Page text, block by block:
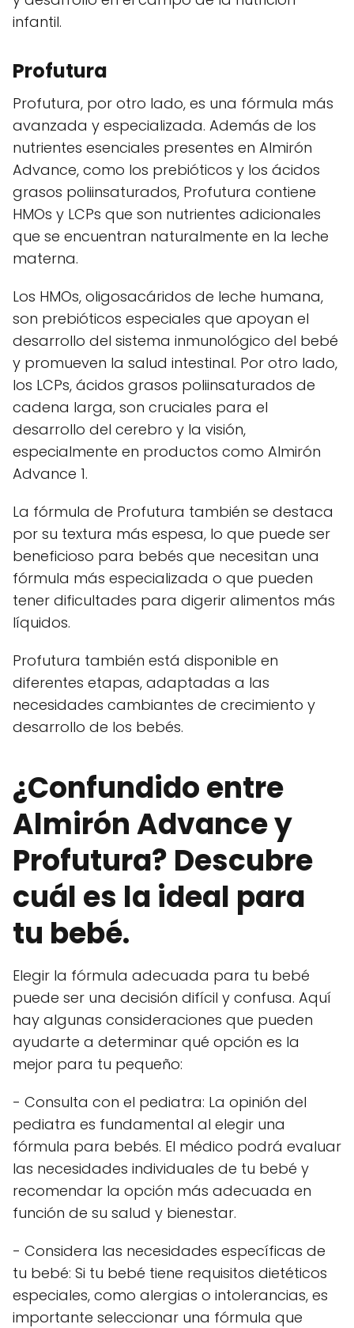
infantil.
Profutura
Profutura, por otro lado, es una fórmula más
avanzada y especializada. Además de los
nutrientes esenciales presentes en Almirón
Advance, como los prebióticos y los ácidos
grasos poliinsaturados, Profutura contiene
HMOs y LCPs que son nutrientes adicionales
que se encuentran naturalmente en la leche
materna.
Los HMOs, oligosacáridos de leche humana,
son prebióticos especiales que apoyan el
desarrollo del sistema inmunológico del bebé
y promueven la salud intestinal. Por otro lado,
los LCPs, ácidos grasos poliinsaturados de
cadena larga, son cruciales para el
desarrollo del cerebro y la visión,
especialmente en productos como Almirón
Advance 1.
La fórmula de Profutura también se destaca
por su textura más espesa, lo que puede ser
beneficioso para bebés que necesitan una
fórmula más especializada o que pueden
tener dificultades para digerir alimentos más
líquidos.
Profutura también está disponible en
diferentes etapas, adaptadas a las
necesidades cambiantes de crecimiento y
desarrollo de los bebés.
¿Confundido entre
Almirón Advance y
Profutura? Descubre
cuál es la ideal para
tu bebé.
Elegir la fórmula adecuada para tu bebé
puede ser una decisión difícil y confusa. Aquí
hay algunas consideraciones que pueden
ayudarte a determinar qué opción es la
mejor para tu pequeño:
- Consulta con el pediatra: La opinión del
pediatra es fundamental al elegir una
fórmula para bebés. El médico podrá evaluar
las necesidades individuales de tu bebé y
recomendar la opción más adecuada en
función de su salud y bienestar.
- Considera las necesidades específicas de
tu bebé: Si tu bebé tiene requisitos dietéticos
especiales, como alergias o intolerancias, es
importante seleccionar una fórmula que